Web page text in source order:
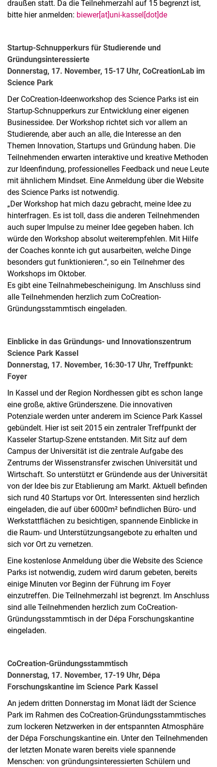
draußen statt. Da die Teilnehmerzahl auf 15 begrenzt ist,
bitte hier anmelden: biewer[at]uni-kassel[dot]de
Startup-Schnupperkurs für Studierende und
Gründungsinteressierte
Donnerstag, 17. November, 15-17 Uhr, CoCreationLab im
Science Park
Der CoCreation-Ideenworkshop des Science Parks ist ein
Startup-Schnupperkurs zur Entwicklung einer eigenen
Businessidee. Der Workshop richtet sich vor allem an
Studierende, aber auch an alle, die Interesse an den
Themen Innovation, Startups und Gründung haben. Die
Teilnehmenden erwarten interaktive und kreative Methoden
zur Ideenfindung, professionelles Feedback und neue Leute
mit ähnlichem Mindset. Eine Anmeldung über die Website
des Science Parks ist notwendig.
„Der Workshop hat mich dazu gebracht, meine Idee zu
hinterfragen. Es ist toll, dass die anderen Teilnehmenden
auch super Impulse zu meiner Idee gegeben haben. Ich
würde den Workshop absolut weiterempfehlen. Mit Hilfe
der Coaches konnte ich gut ausarbeiten, welche Dinge
besonders gut funktionieren.“, so ein Teilnehmer des
Workshops im Oktober.
Es gibt eine Teilnahmebescheinigung. Im Anschluss sind
alle Teilnehmenden herzlich zum CoCreation-
Gründungsstammtisch eingeladen.
Einblicke in das Gründungs- und Innovationszentrum
Science Park Kassel
Donnerstag, 17. November, 16:30-17 Uhr, Treffpunkt:
Foyer
In Kassel und der Region Nordhessen gibt es schon lange
eine große, aktive Gründerszene. Die innovativen
Potenziale werden unter anderem im Science Park Kassel
gebündelt. Hier ist seit 2015 ein zentraler Treffpunkt der
Kasseler Startup-Szene entstanden. Mit Sitz auf dem
Campus der Universität ist die zentrale Aufgabe des
Zentrums der Wissenstransfer zwischen Universität und
Wirtschaft. So unterstützt er Gründende aus der Universität
von der Idee bis zur Etablierung am Markt. Aktuell befinden
sich rund 40 Startups vor Ort. Interessenten sind herzlich
eingeladen, die auf über 6000m² befindlichen Büro- und
Werkstattflächen zu besichtigen, spannende Einblicke in
die Raum- und Unterstützungsangebote zu erhalten und
sich vor Ort zu vernetzen.
Eine kostenlose Anmeldung über die Website des Science
Parks ist notwendig, zudem wird darum gebeten, bereits
einige Minuten vor Beginn der Führung im Foyer
einzutreffen. Die Teilnehmerzahl ist begrenzt. Im Anschluss
sind alle Teilnehmenden herzlich zum CoCreation-
Gründungsstammtisch in der Dépa Forschungskantine
eingeladen.
CoCreation-Gründungsstammtisch
Donnerstag, 17. November, 17-19 Uhr, Dépa
Forschungskantine im Science Park Kassel
An jedem dritten Donnerstag im Monat lädt der Science
Park im Rahmen des CoCreation-Gründungsstammtisches
zum lockeren Netzwerken in der entspannten Atmosphäre
der Dépa Forschungskantine ein. Unter den Teilnehmenden
der letzten Monate waren bereits viele spannende
Menschen: von gründungsinteressierten Schülern und